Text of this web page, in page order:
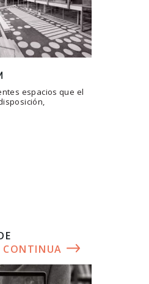
espacios que el
CONTINUA